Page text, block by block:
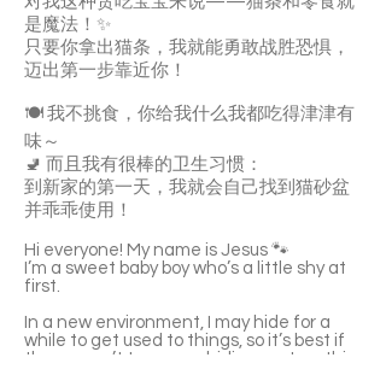
是魔法！✨
只要你拿出猫条，我就能勇敢战胜恐惧，
迈出第一步靠近你！
🍽 我不挑食，你给我什么我都吃得津津有
味～
🚽 而且我有很棒的卫生习惯：
到新家的第一天，我就会自己找到猫砂盆
并乖乖使用！
Hi everyone! My name is Jesus 🐾
I’m a sweet baby boy who’s a little shy at
first.
In a new environment, I may hide for a
while to get used to things, so it’s best if
there aren’t too many hiding spots—this